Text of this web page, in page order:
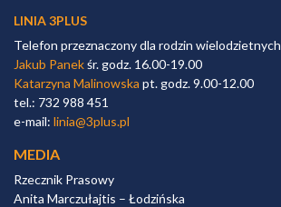
LINIA 3PLUS
Telefon przeznaczony dla rodzin wielodzietnych
Jakub Panekśr. godz. 16.00-19.00
Katarzyna Malinowska pt. godz. 9.00-12.00
tel.: 732 988 451
e-mail: linia@3plus.pl
MEDIA
Rzecznik Prasowy
Anita Marczułajtis – Łodzińska